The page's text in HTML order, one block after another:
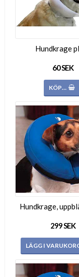
Hundkrage
60 SEK
KÖP…
Hundkrage,
299 SEK
LÄGG I